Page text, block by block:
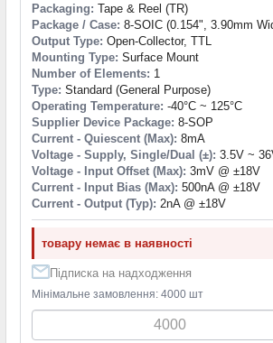
Packaging: Tape & Reel (TR)
Package / Case: 8-SOIC (0.154", 3.90mm
Output Type: Open-Collector, TTL
Mounting Type: Surface Mount
Number of Elements: 1
Type: Standard (General Purpose)
Operating Temperature: -40°C ~ 125°C
Supplier Device Package: 8-SOP
Current - Quiescent (Max): 8mA
Voltage - Supply, Single/Dual (±): 3.5V ~
Voltage - Input Offset (Max): 3mV @ ±18V
Current - Input Bias (Max): 500nA @ ±18V
Current - Output (Typ): 2nA @ ±18V
товару немає в наявності
Підписка на надходження
Мінімальне замовлення: 4000 шт